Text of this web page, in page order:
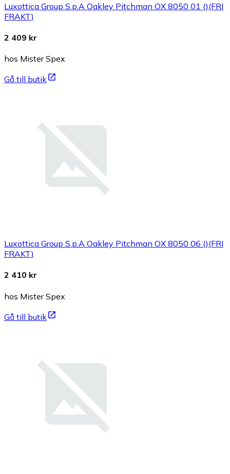
Luxottica Group S.p.A Oakley Pitchman OX 8050 01 ()(FRI
FRAKT)
2 409 kr
hos Mister Spex
Gå till butik
Luxottica Group S.p.A Oakley Pitchman OX 8050 06 ()(FRI
FRAKT)
2 410 kr
hos Mister Spex
Gå till butik